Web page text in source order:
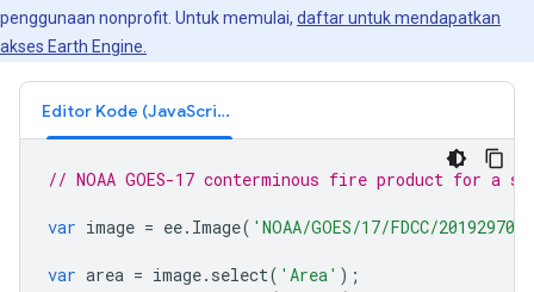
penggunaan nonprofit. Untuk memulai, daftar untuk mendapatkan
akses Earth Engine.
Editor Kode (JavaScript)
// NOAA GOES-17 conterminous fire product for a
var image = ee. Image( 'NOAA/GOES/17/FDCC/
var area = image. select( 'Area' );